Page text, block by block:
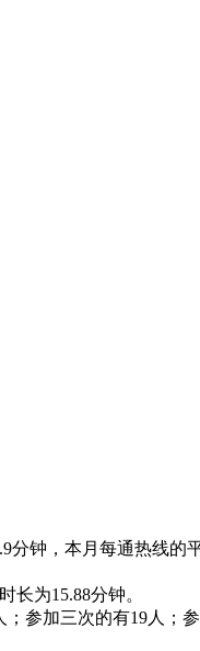
分钟，本月每通热线的
长为15.88分钟。
参加三次的有19人；